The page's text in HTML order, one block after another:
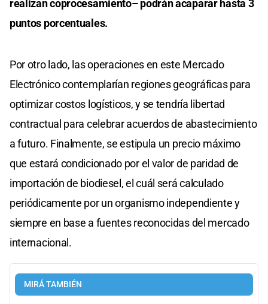
realizan coprocesamiento– podrán acaparar hasta 3
puntos porcentuales.
Por otro lado, las operaciones en este Mercado
Electrónico contemplarían regiones geográficas para
optimizar costos logísticos, y se tendría libertad
contractual para celebrar acuerdos de abastecimiento
a futuro. Finalmente, se estipula un precio máximo
que estará condicionado por el valor de paridad de
importación de biodiesel, el cuál será calculado
periódicamente por un organismo independiente y
siempre en base a fuentes reconocidas del mercado
internacional.
MIRÁ TAMBIÉN